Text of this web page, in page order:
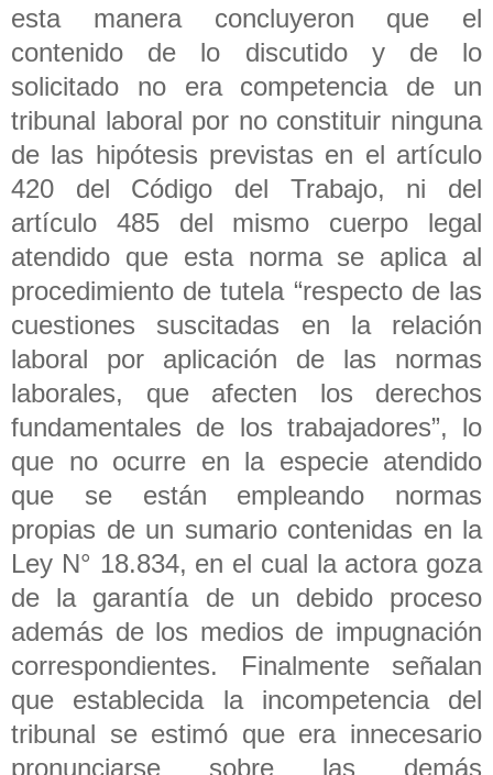
esta manera concluyeron que el
contenido de lo discutido y de lo
solicitado no era competencia de un
tribunal laboral por no constituir ninguna
de las hipótesis previstas en el artículo
420 del Código del Trabajo, ni del
artículo 485 del mismo cuerpo legal
atendido que esta norma se aplica al
procedimiento de tutela “respecto de las
cuestiones suscitadas en la relación
laboral por aplicación de las normas
laborales, que afecten los derechos
fundamentales de los trabajadores”, lo
que no ocurre en la especie atendido
que se están empleando normas
propias de un sumario contenidas en la
Ley N° 18.834, en el cual la actora goza
de la garantía de un debido proceso
además de los medios de impugnación
correspondientes. Finalmente señalan
que establecida la incompetencia del
tribunal se estimó que era innecesario
pronunciarse sobre las demás